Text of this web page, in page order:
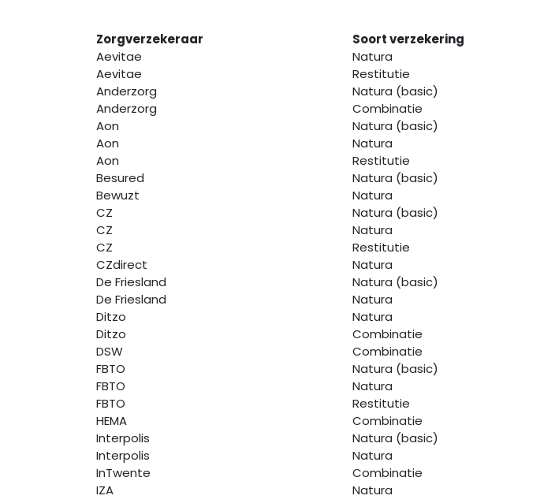
Zorgverzekeraar Soort verzekering
Aevitae
Natura
Aevitae
Restitutie
Anderzorg
Natura (basic)
Anderzorg
Combinatie
Aon
Natura (basic)
Aon
Natura
Aon
Restitutie
Besured
Natura (basic)
Bewuzt
Natura
CZ
Natura (basic)
CZ
Natura
CZ
Restitutie
CZdirect
Natura
De Friesland
Natura (basic)
De Friesland
Natura
Ditzo
Natura
Ditzo
Combinatie
DSW
Combinatie
FBTO
Natura (basic)
FBTO
Natura
FBTO
Restitutie
HEMA
Combinatie
Interpolis
Natura (basic)
Interpolis
Natura
InTwente
Combinatie
IZA
Natura